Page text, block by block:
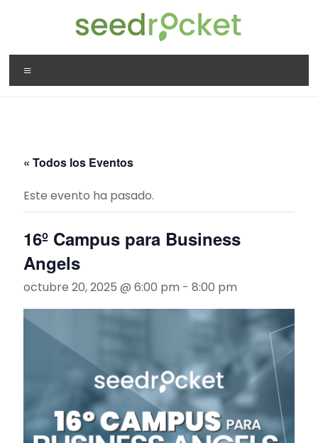
SeedRocket
La
nació
España
TIC
fase
inicial
« Todos los Eventos
Este evento ha pasado.
16º Campus para Business
Angels
octubre 20, 2025 @ 6:00 pm -8:00 pm